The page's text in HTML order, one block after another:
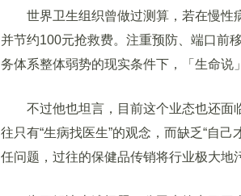
世界卫生组织曾做过测算，若在慢性
并节约100元抢救费。注重预防、端口前
务体系整体弱势的现实条件下，「生命说
不过他也坦言，目前这个业态也还面
往只有“生病找医生”的观念，而缺乏“自
任问题，过往的保健品传销将行业极大地